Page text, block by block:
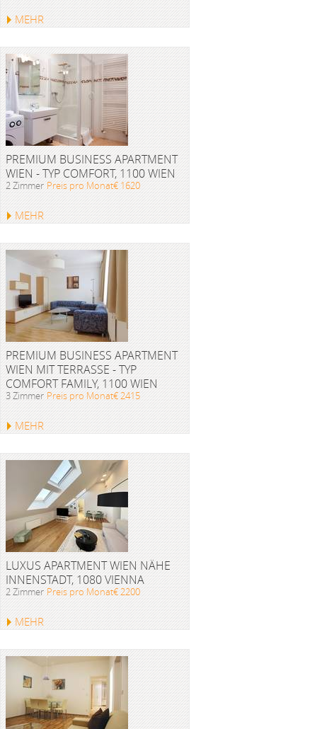
MEHR
PREMIUM BUSINESS APARTMENT
WIEN - TYP COMFORT, 1100 WIEN
2 Zimmer Preis pro Monat€ 1620
MEHR
PREMIUM BUSINESS APARTMENT
WIEN MIT TERRASSE - TYP
COMFORT FAMILY, 1100 WIEN
3 Zimmer Preis pro Monat€ 2415
MEHR
LUXUS APARTMENT WIEN NÄHE
INNENSTADT, 1080 VIENNA
2 Zimmer Preis pro Monat€ 2200
MEHR